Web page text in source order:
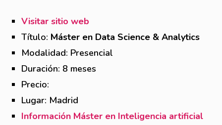
Visitar sitio web
Título: Máster en Data Science & Analytics
Modalidad: Presencial
Duración: 8 meses
Precio:
Lugar: Madrid
Información Máster en Inteligencia artificial